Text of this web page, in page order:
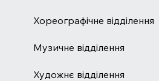
Хореографічне відділення
Музичне відділення
Художнє відділення